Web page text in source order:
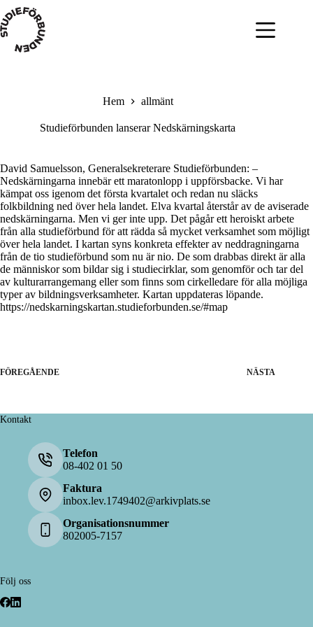
Hoppa
till
innehåll
Hem allmänt
Studieförbunden lanserar Nedskärningskarta
David Samuelsson, Generalsekreterare Studieförbunden: –
Nedskärningarna innebär ett maratonlopp i uppförsbacke. Vi har
kämpat oss igenom det första kvartalet och redan nu släcks
folkbildning ned över hela landet. Elva kvartal återstår av de aviserade
nedskärningarna. Men vi ger inte upp. Det pågår ett heroiskt arbete
från alla studieförbund för att rädda så mycket verksamhet som möjligt
över hela landet. I kartan syns konkreta effekter av neddragningarna
från de tio studieförbund som nu är nio. De som drabbas direkt är alla
de människor som bildar sig i studiecirklar, som genomför och tar del
av kulturarrangemang eller som finns som cirkelledare för alla möjliga
typer av bildningsverksamheter. Kartan uppdateras löpande.
https://nedskarningskartan.studieforbunden.se/#map
FÖREGÅENDE NÄSTA
Kontakt
Telefon
08-402 01 50
Faktura
inbox.lev.1749402@arkivplats.se
Organisationsnummer
802005-7157
Följ oss